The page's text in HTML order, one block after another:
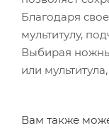
Благодаря
мультитулу,
Выбирая
или
Вам также